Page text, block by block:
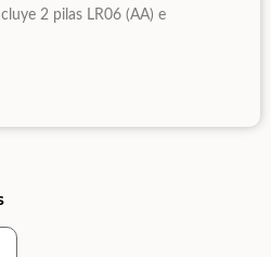
2 pilas LR06 (AA) e